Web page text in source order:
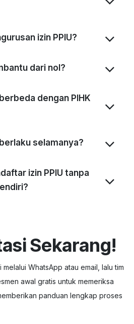
izin PPIU?
dari nol?
dengan PIHK
selamanya?
izin PPIU tanpa
Sekarang!
WhatsApp atau email, lalu tim
awal gratis untuk memeriksa
panduan lengkap proses